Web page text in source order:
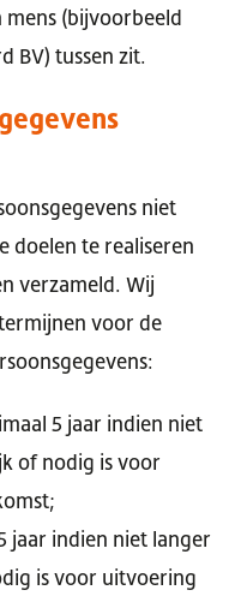
(bijvoorbeeld
BV) tussen zit.
niet
doelen te realiseren
verzameld. Wij
voor de
5 jaar indien niet
of nodig is voor
jaar indien niet langer
is voor uitvoering